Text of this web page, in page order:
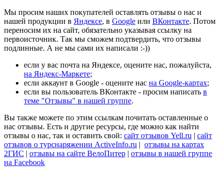
Мы просим наших покупателей оставлять отзывы о нас и
нашей продукции в Яндексе, в Google или ВКонтакте. Потом
переносим их на сайт, обязательно указывая ссылку на
первоисточник. Так мы сможем подтвердить, что отзывы
подлинные. А не мы сами их написали :-))
если у вас почта на Яндексе, оцените нас, пожалуйста,
на Яндекс-Маркете;
если аккаунт в Google - оцените нас на Google-картах;
если вы пользователь ВКонтакте - просим написать в
теме "Отзывы" в нашей группе.
Вы также можете по этим ссылкам почитать оставленные о
нас отзывы. Есть и другие ресурсы, где можно как найти
отзывы о нас, так и оставить свой: сайт отзывов Yell.ru | сайт
отзывов о турснаряжении ActiveInfo.ru | отзывы на картах
2ГИС | отзывы на сайте ВелоПитер | отзывы в нашей группе
на Facebook